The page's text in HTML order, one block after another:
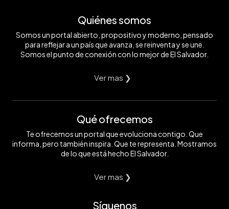
Quiénes somos
Somos un portal abierto, propositivo y moderno, pensado
para reflejar a un país que avanza, se reinventa y se une.
Somos el punto de conexión con lo mejor de El Salvador.
Ver mas ❯
Qué ofrecemos
Te ofrecemos un portal que evoluciona contigo. Que
informa, pero también inspira. Que te representa. Mostramos
de lo que está hecho El Salvador.
Ver mas ❯
Síguenos